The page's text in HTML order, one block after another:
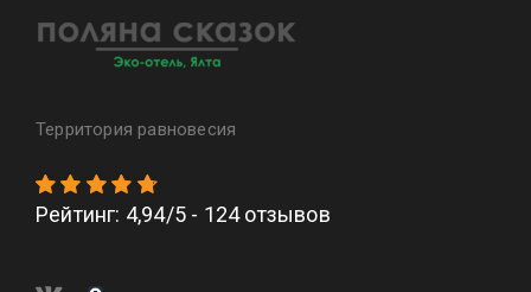
Территория равновесия
Рейтинг: 4,94/5 - 124отзывов